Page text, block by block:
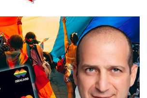
מדדים
ומחקרים
דעות
רכילות